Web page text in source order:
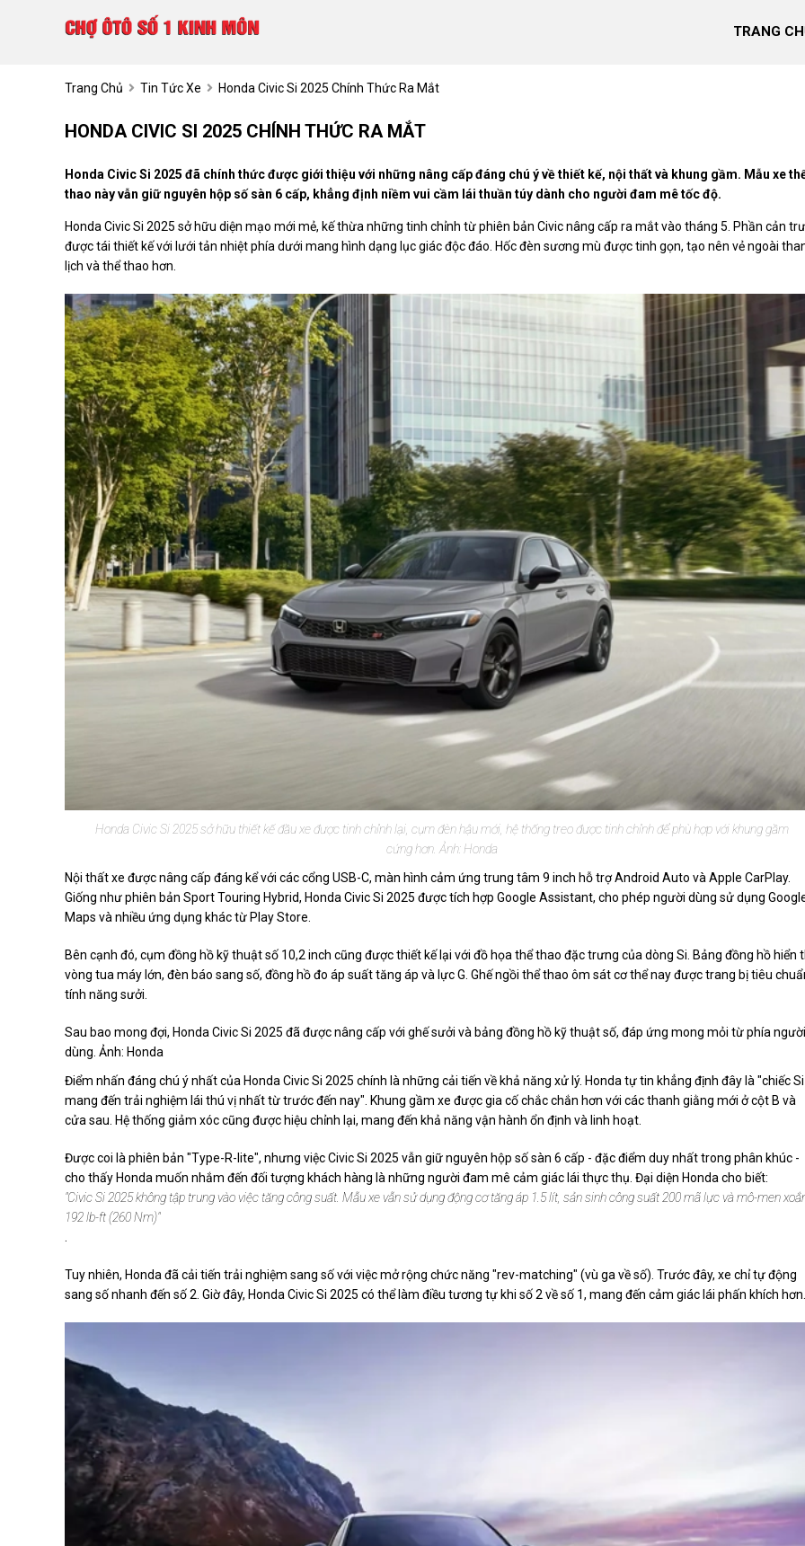
TRANG
Trang Chủ Tin Tức Xe Honda Civic Si 2025 Chính Thức Ra Mắt
HONDA CIVIC SI 2025 CHÍNH THỨC RA MẮT
Honda Civic Si 2025 đã chính thức được giới thiệu với những nâng cấp đáng chú ý về thiết kế, nội thất và khung gầm. Mẫu xe
thao này vẫn giữ nguyên hộp số sàn 6 cấp, khẳng định niềm vui cầm lái thuần túy dành cho người đam mê tốc độ.
Honda Civic Si 2025 sở hữu diện mạo mới mẻ, kế thừa những tinh chỉnh từ phiên bản Civic nâng cấp ra mắt vào tháng 5. Phần cản
được tái thiết kế với lưới tản nhiệt phía dưới mang hình dạng lục giác độc đáo. Hốc đèn sương mù được tinh gọn, tạo nên vẻ ngoài
lịch và thể thao hơn.
Honda Civic Si 2025 sở hữu thiết kế đầu xe được tinh chỉnh lại, cụm đèn hậu mới, hệ thống treo được tinh chỉnh để phù hợp với khung gầm
cứng hơn. Ảnh: Honda
Nội thất xe được nâng cấp đáng kể với các cổng USB-C, màn hình cảm ứng trung tâm 9 inch hỗ trợ Android Auto và Apple CarPlay.
Giống như phiên bản Sport Touring Hybrid, Honda Civic Si 2025 được tích hợp Google Assistant, cho phép người dùng sử dụng
Maps và nhiều ứng dụng khác từ Play Store.
Bên cạnh đó, cụm đồng hồ kỹ thuật số 10,2 inch cũng được thiết kế lại với đồ họa thể thao đặc trưng của dòng Si. Bảng đồng hồ hiển
vòng tua máy lớn, đèn báo sang số, đồng hồ đo áp suất tăng áp và lực G. Ghế ngồi thể thao ôm sát cơ thể nay được trang bị tiêu
tính năng sưởi.
Sau bao mong đợi, Honda Civic Si 2025 đã được nâng cấp với ghế sưởi và bảng đồng hồ kỹ thuật số, đáp ứng mong mỏi từ phía người
dùng. Ảnh: Honda
Điểm nhấn đáng chú ý nhất của Honda Civic Si 2025 chính là những cải tiến về khả năng xử lý. Honda tự tin khẳng định đây là "chiếc Si
mang đến trải nghiệm lái thú vị nhất từ trước đến nay". Khung gầm xe được gia cố chắc chắn hơn với các thanh giằng mới ở cột B và
cửa sau. Hệ thống giảm xóc cũng được hiệu chỉnh lại, mang đến khả năng vận hành ổn định và linh hoạt.
Được coi là phiên bản "Type-R-lite", nhưng việc Civic Si 2025 vẫn giữ nguyên hộp số sàn 6 cấp - đặc điểm duy nhất trong phân khúc -
cho thấy Honda muốn nhắm đến đối tượng khách hàng là những người đam mê cảm giác lái thực thụ. Đại diện Honda cho biết:
"Civic Si 2025 không tập trung vào việc tăng công suất. Mẫu xe vẫn sử dụng động cơ tăng áp 1.5 lít, sản sinh công suất 200 mã lực và mô-men
192 lb-ft (260 Nm)"
.
Tuy nhiên, Honda đã cải tiến trải nghiệm sang số với việc mở rộng chức năng "rev-matching" (vù ga về số). Trước đây, xe chỉ tự động
sang số nhanh đến số 2. Giờ đây, Honda Civic Si 2025 có thể làm điều tương tự khi số 2 về số 1, mang đến cảm giác lái phấn khích hơn.